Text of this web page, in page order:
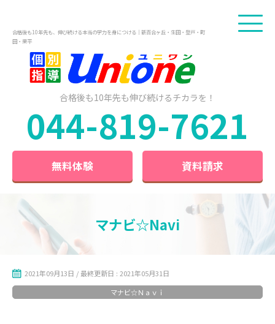
合格後も10年先も、伸び続ける本当の学力を身につける｜新百合ヶ丘・生田・登戸・町
田・栗平
合格後も10年先も伸び続けるチカラを！
044-819-7621
無料体験 資料請求
マナビ☆Navi
2021年09月13日 / 最終更新日 : 2021年05月31日
マナビ☆Ｎａｖｉ